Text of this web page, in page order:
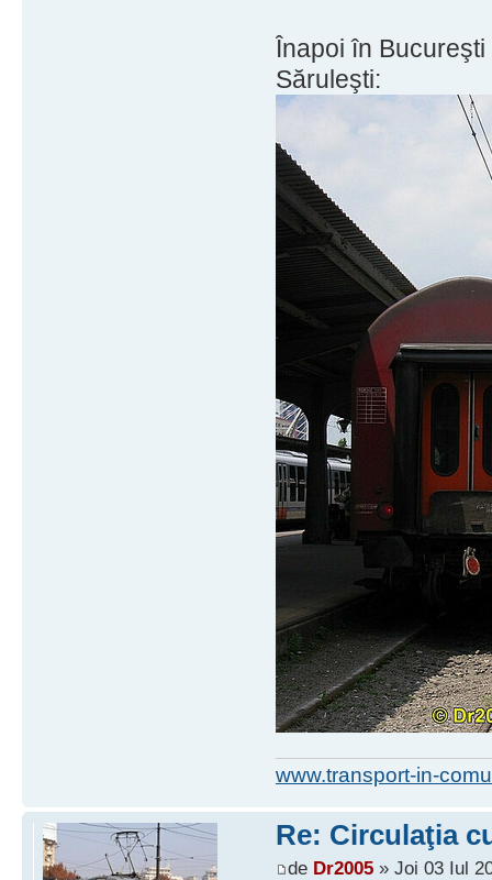
Înapoi în
Săruleşti:
www.transport-in-
Re: Circulaţia
de Dr2005» Joi 03 Iul